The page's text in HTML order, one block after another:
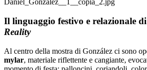
Il linguaggio festivo e relazionale di
Reality
Al centro della mostra di González ci sono
mylar, materiale riflettente e cangiante,